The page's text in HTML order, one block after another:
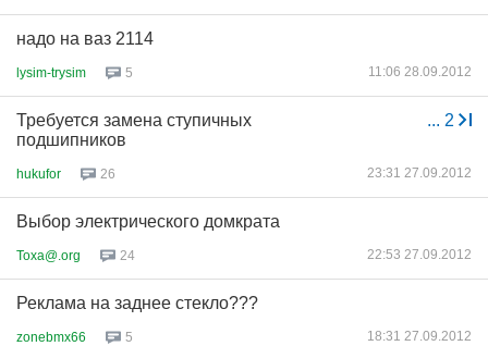
надо на ваз 2114
lysim-trysim 5 11:06 28.09.2012
... 2
Требуется замена ступичных
подшипников
hukufor 26 23:31 27.09.2012
Выбор электрического домкрата
Toxa@.org 24 22:53 27.09.2012
Реклама на заднее стекло???
zonebmx66 5 18:31 27.09.2012